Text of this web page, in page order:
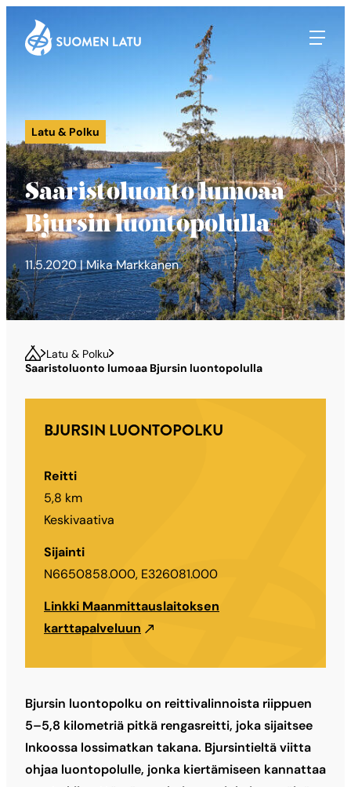
Siirry
suoraan
Suomen Latu
Latu & Polku
Saaristoluonto lumoaa
Bjursin luontopolulla
11.5.2020 | Mika Markkanen
Latu & Polku
Saaristoluonto lumoaa Bjursin luontopolulla
BJURSIN LUONTOPOLKU
Reitti
5,8 km
Keskivaativa
Sijainti
N6650858.000, E326081.000
Linkki Maanmittauslaitoksen
karttapalveluun
Bjursin luontopolku on reittivalinnoista riippuen
5–5,8 kilometriä pitkä rengasreitti, joka sijaitsee
Inkoossa lossimatkan takana. Bjursintieltä viitta
ohjaa luontopolulle, jonka kiertämiseen kannattaa